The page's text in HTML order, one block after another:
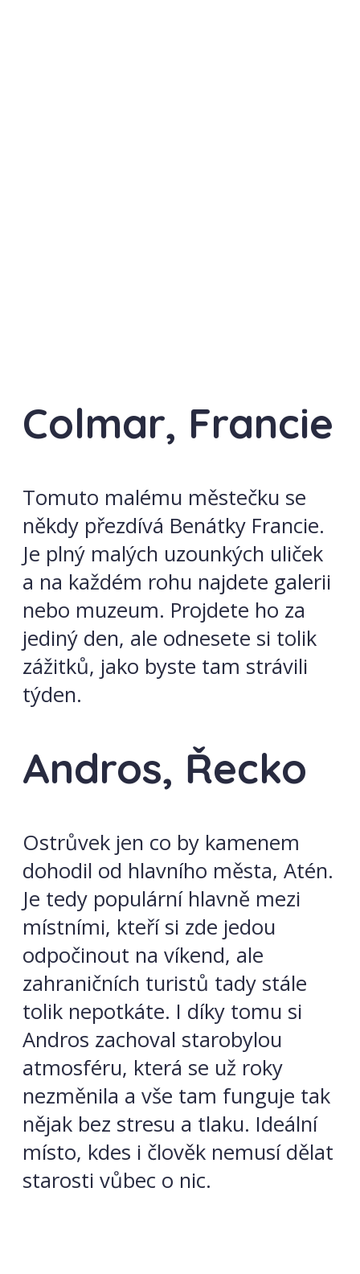
Colmar, Francie
Tomuto malému městečku se
někdy přezdívá Benátky Francie.
Je plný malých uzounkých uliček
a na každém rohu najdete galerii
nebo muzeum. Projdete ho za
jediný den, ale odnesete si tolik
zážitků, jako byste tam strávili
týden.
Andros, Řecko
Ostrůvek jen co by kamenem
dohodil od hlavního města, Atén.
Je tedy populární hlavně mezi
místními, kteří si zde jedou
odpočinout na víkend, ale
zahraničních turistů tady stále
tolik nepotkáte. I díky tomu si
Andros zachoval starobylou
atmosféru, která se už roky
nezměnila a vše tam funguje tak
nějak bez stresu a tlaku. Ideální
místo, kdes i člověk nemusí dělat
starosti vůbec o nic.